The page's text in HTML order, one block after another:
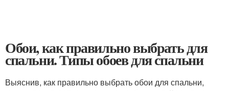
Обои, как правильно выбрать для
спальни. Типы обоев для спальни
Выяснив, как правильно выбрать обои для спальни,